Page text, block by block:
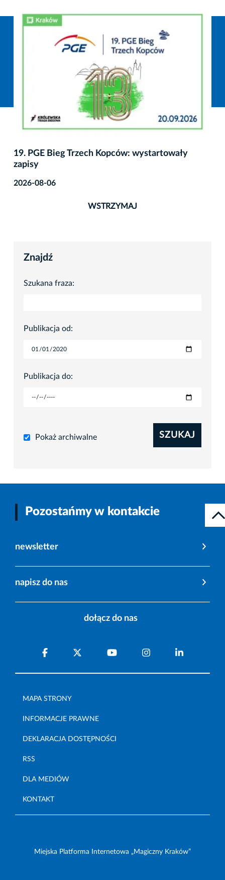
19. PGE Bieg Trzech Kopców: wystartowały
zapisy
2026-08-06
WSTRZYMAJ
Znajdź
Szukana fraza:
Publikacja od:
Publikacja do:
Pokaż archiwalne SZUKAJ
Pozostańmy w kontakcie
newsletter
napisz do nas
dołącz do nas
MAPA STRONY
INFORMACJE PRAWNE
DEKLARACJA DOSTĘPNOŚCI
RSS
DLA MEDIÓW
KONTAKT
Miejska Platforma Internetowa „Magiczny Kraków”